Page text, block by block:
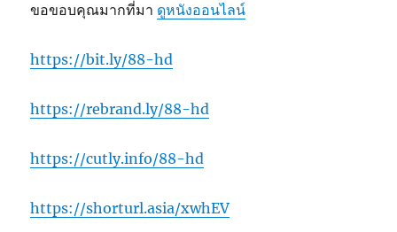
ขอขอบคุณมากที่มา ดูหนังออนไลน์
https://bit.ly/88-hd
https://rebrand.ly/88-hd
https://cutly.info/88-hd
https://shorturl.asia/xwhEV